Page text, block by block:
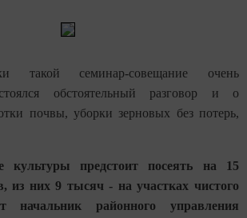
такой семинар-совещание очень
обстоятельный разговор и о
почвы, уборки зерновых без потерь,
предстоит посеять на 15
из них 9 тысяч - на участках чистого
начальник районного управления